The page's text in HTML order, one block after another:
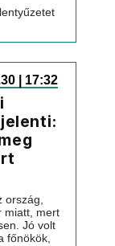
| 17:32
miatt, mert
Jó volt
főnökök,